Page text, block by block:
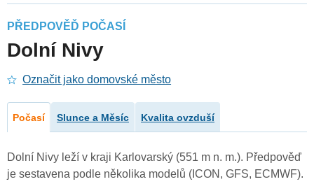
PŘEDPOVĚĎ POČASÍ
Dolní Nivy
Označit jako domovské město
Počasí Slunce a Měsíc Kvalita ovzduší
Dolní Nivy leží v kraji Karlovarský (551 m n. m.). Předpověď
je sestavena podle několika modelů (ICON, GFS, ECMWF).